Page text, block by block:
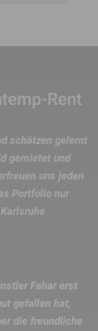
Rent
schätzen gelernt
gemietet und
uns jeden
Portfolio nur
Fahar erst
gefallen hat,
die freundliche